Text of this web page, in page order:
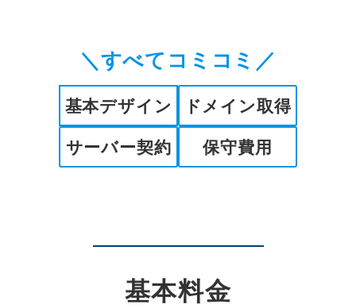
＼すべてコミコミ／
基本デザイン
ドメイン取得
サーバー契約
保守費用
基本料金